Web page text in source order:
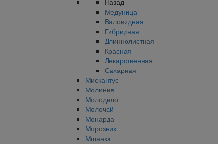
Назад
Медуница
Валовидная
Гибридная
Длиннолистная
Красная
Лекарственная
Сахарная
Мискантус
Молиния
Молодило
Молочай
Монарда
Морозник
Мшанка